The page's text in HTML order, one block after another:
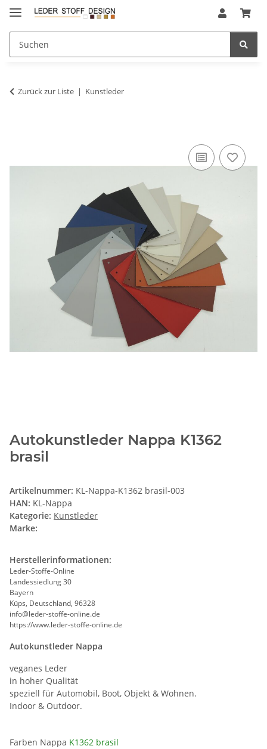
Zurück zur Liste Kunstleder
Autokunstleder Nappa K1362
brasil
Artikelnummer: KL-Nappa-K1362 brasil-003
HAN: KL-Nappa
Kategorie: Kunstleder
Marke:
Herstellerinformationen:
Leder-Stoffe-Online
Landessiedlung 30
Bayern
Küps, Deutschland, 96328
info@leder-stoffe-online.de
https://www.leder-stoffe-online.de
Autokunstleder Nappa
veganes Leder
in hoher Qualität
speziell für Automobil, Boot, Objekt & Wohnen.
Indoor & Outdoor.
Farben Nappa K1362 brasil